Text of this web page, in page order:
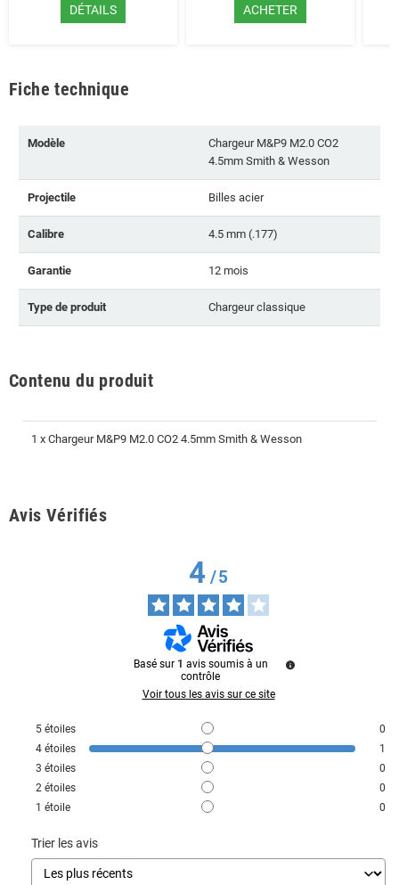
DÉTAILS ACHETER
Fiche technique
Modèle
Chargeur M&P9 M2.0 CO2
4.5mm Smith & Wesson
Projectile Billes acier
Calibre 4.5 mm (.177)
Garantie 12 mois
Type de produit Chargeur classique
Contenu du produit
1 x Chargeur M&P9 M2.0 CO2 4.5mm Smith & Wesson
Avis Vérifiés
4/5
Basé sur 1 avis soumis à un
contrôle
Voir tous les avis sur ce site
5 étoiles
0
4 étoiles
1
3 étoiles
0
2 étoiles
0
1 étoile 0
Trier les avis